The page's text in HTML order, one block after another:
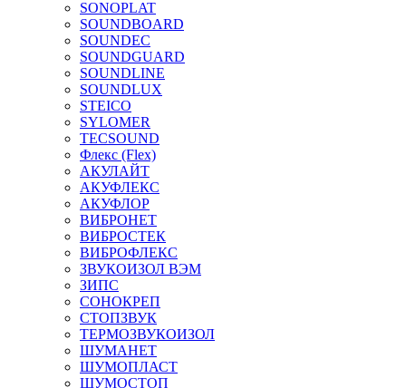
SONOPLAT
SOUNDBOARD
SOUNDEC
SOUNDGUARD
SOUNDLINE
SOUNDLUX
STEICO
SYLOMER
TECSOUND
Флекс (Flex)
АКУЛАЙТ
АКУФЛЕКС
АКУФЛОР
ВИБРОНЕТ
ВИБРОСТЕК
ВИБРОФЛЕКС
ЗВУКОИЗОЛ ВЭМ
ЗИПС
СОНОКРЕП
СТОПЗВУК
ТЕРМОЗВУКОИЗОЛ
ШУМАНЕТ
ШУМОПЛАСТ
ШУМОСТОП